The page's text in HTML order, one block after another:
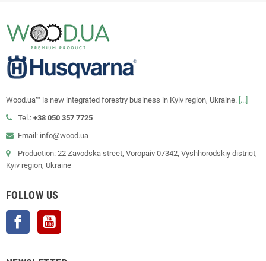
Wood.ua™ is new integrated forestry business in Kyiv region, Ukraine. [...]
Tel.: +38 050 357 7725
Email: info@wood.ua
Production: 22 Zavodska street, Voropaiv 07342, Vyshhorodskiy district,
Kyiv region, Ukraine
FOLLOW US
Facebook